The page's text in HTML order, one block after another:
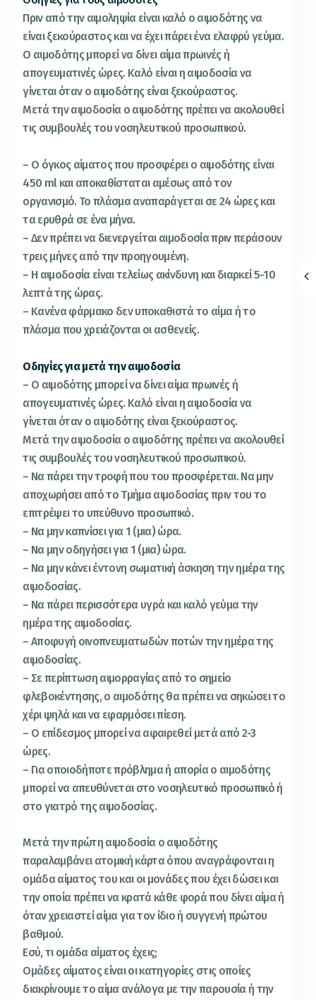
Πριν από την αιμοληψία είναι καλό ο αιμοδότης να
είναι ξεκούραστος και να έχει πάρει ένα ελαφρύ γεύμα.
Ο αιμοδότης μπορεί να δίνει αίμα πρωινές ή
απογευματινές ώρες. Καλό είναι η αιμοδοσία να
γίνεται όταν ο αιμοδότης είναι ξεκούραστος.
Μετά την αιμοδοσία ο αιμοδότης πρέπει να ακολουθεί
τις συμβουλές του νοσηλευτικού προσωπικού.
– Ο όγκος αίματος που προσφέρει ο αιμοδότης είναι
450 ml και αποκαθίσταται αμέσως από τον
οργανισμό. Το πλάσμα αναπαράγεται σε 24 ώρες και
τα ερυθρά σε ένα μήνα.
– Δεν πρέπει να διενεργείται αιμοδοσία πριν περάσουν
τρεις μήνες από την προηγουμένη.
– Η αιμοδοσία είναι τελείως ακίνδυνη και διαρκεί 5-10
λεπτά της ώρας.
– Κανένα φάρμακο δεν υποκαθιστά το αίμα ή το
πλάσμα που χρειάζονται οι ασθενείς.
Οδηγίες για μετά την αιμοδοσία
– Ο αιμοδότης μπορεί να δίνει αίμα πρωινές ή
απογευματινές ώρες. Καλό είναι η αιμοδοσία να
γίνεται όταν ο αιμοδότης είναι ξεκούραστος.
Μετά την αιμοδοσία ο αιμοδότης πρέπει να ακολουθεί
τις συμβουλές του νοσηλευτικού προσωπικού.
– Να πάρει την τροφή που του προσφέρεται. Να μην
αποχωρήσει από το Τμήμα αιμοδοσίας πριν του το
επιτρέψει το υπεύθυνο προσωπικό.
– Να μην καπνίσει για 1 (μια) ώρα.
– Να μην οδηγήσει για 1 (μια) ώρα.
– Να μην κάνει έντονη σωματική άσκηση την ημέρα της
αιμοδοσίας.
– Να πάρει περισσότερα υγρά και καλό γεύμα την
ημέρα της αιμοδοσίας.
– Αποφυγή οινοπνευματωδών ποτών την ημέρα της
αιμοδοσίας.
– Σε περίπτωση αιμορραγίας από το σημείο
φλεβοκέντησης, ο αιμοδότης θα πρέπει να σηκώσει το
χέρι ψηλά και να εφαρμόσει πίεση.
– Ο επίδεσμος μπορεί να αφαιρεθεί μετά από 2-3
ώρες.
– Για οποιοδήποτε πρόβλημα ή απορία ο αιμοδότης
μπορεί να απευθύνεται στο νοσηλευτικό προσωπικό ή
στο γιατρό της αιμοδοσίας.
Μετά την πρώτη αιμοδοσία ο αιμοδότης
παραλαμβάνει ατομική κάρτα όπου αναγράφονται η
ομάδα αίματος του και οι μονάδες που έχει δώσει και
την οποία πρέπει να κρατά κάθε φορά που δίνει αίμα ή
όταν χρειαστεί αίμα για τον ίδιο ή συγγενή πρώτου
βαθμού.
Εσύ, τι ομάδα αίματος έχεις;
Ομάδες αίματος είναι οι κατηγορίες στις οποίες
διακρίνουμε το αίμα ανάλογα με την παρουσία ή την